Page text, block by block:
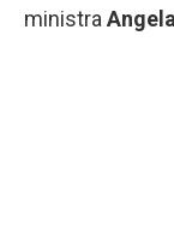
ministra